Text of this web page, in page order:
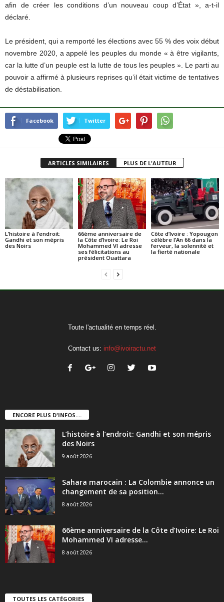
afin de créer les conditions d’un nouveau coup d’État », a-t-il
déclaré.
Le président, qui a remporté les élections avec 55 % des voix début
novembre 2020, a appelé les peuples du monde « à être vigilants,
car la lutte d’un peuple est la lutte de tous les peuples ». Le parti au
pouvoir a affirmé à plusieurs reprises qu’il était victime de tentatives
de déstabilisation.
Facebook Twitter
ARTICLES SIMILAIRES PLUS DE L'AUTEUR
L’histoire à l’endroit:
Gandhi et son mépris
des Noirs
66ème anniversaire de
la Côte d’Ivoire: Le Roi
Mohammed VI adresse
ses félicitations au
président Ouattara
Côte d’Ivoire : Yopougon
célèbre l’An 66 dans la
ferveur, la solennité et
la fierté nationale
Toute l'actualité en temps réel.
Contact us: info@ivoiractu.net
ENCORE PLUS D'INFOS....
L’histoire à l’endroit: Gandhi et son mépris
des Noirs
9 août 2026
Sahara marocain : La Colombie annonce un
changement de sa position...
8 août 2026
66ème anniversaire de la Côte d’Ivoire: Le Roi
Mohammed VI adresse...
8 août 2026
TOUTES LES CATÉGORIES